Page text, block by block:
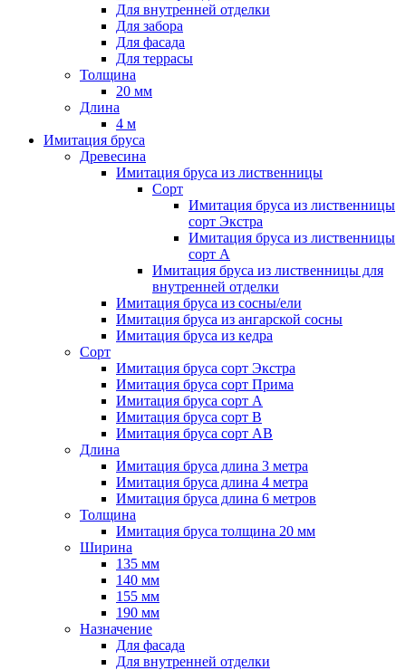
Для внутренней отделки
Для забора
Для фасада
Для террасы
Толщина
20 мм
Длина
4 м
Имитация бруса
Древесина
Имитация бруса из лиственницы
Сорт
Имитация бруса из лиственницы
сорт Экстра
Имитация бруса из лиственницы
сорт A
Имитация бруса из лиственницы для
внутренней отделки
Имитация бруса из сосны/ели
Имитация бруса из ангарской сосны
Имитация бруса из кедра
Сорт
Имитация бруса сорт Экстра
Имитация бруса сорт Прима
Имитация бруса сорт A
Имитация бруса сорт B
Имитация бруса сорт АВ
Длина
Имитация бруса длина 3 метра
Имитация бруса длина 4 метра
Имитация бруса длина 6 метров
Толщина
Имитация бруса толщина 20 мм
Ширина
135 мм
140 мм
155 мм
190 мм
Назначение
Для фасада
Для внутренней отделки